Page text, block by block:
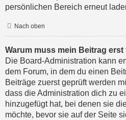
persönlichen Bereich erneut
Nach oben
Warum muss mein Beitrag
Die Board-Administration kann
dem Forum, in dem du einen
Beiträge zuerst geprüft werden
dass die Administration dich zu
hinzugefügt hat, bei denen sie
möchte, bevor sie auf der Seite